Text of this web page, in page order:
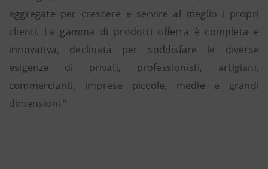
aggregate per crescere e servire al meglio i propri
clienti. La gamma di prodotti offerta è completa e
innovativa, declinata per soddisfare le diverse
esigenze di privati, professionisti, artigiani,
commercianti, imprese piccole, medie e grandi
dimensioni.”